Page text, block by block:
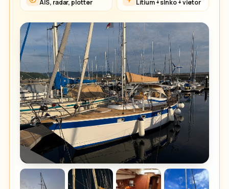
AIS, radar, plotter Lítium + slnko + vietor